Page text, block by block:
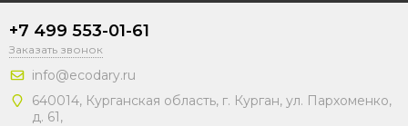
+7 499 553-01-61
Заказать звонок
info@ecodary.ru
640014, Курганская область, г. Курган, ул. Пархоменко,
д. 61,